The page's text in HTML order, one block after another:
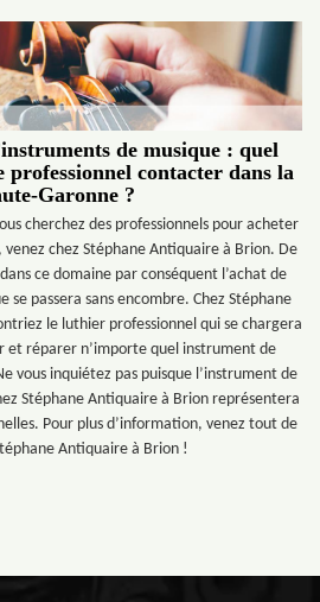
de musique : quel
professionnel contacter dans la
Garonne ?
cherchez des professionnels pour acheter
chez Stéphane Antiquaire à Brion. De
ce domaine par conséquent l’achat de
passera sans encombre. Chez Stéphane
le luthier professionnel qui se chargera
et réparer n’importe quel instrument de
vous inquiétez pas puisque l’instrument de
Stéphane Antiquaire à Brion représentera
Pour plus d’information, venez tout de
Antiquaire à Brion !